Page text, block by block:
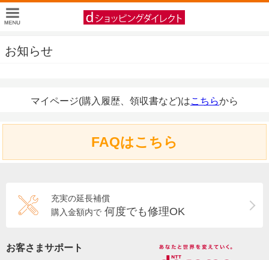
お知らせ
マイページ(購入履歴、領収書など)はこちらから
FAQはこちら
充実の延長補償
購入金額内で 何度でも修理OK
お客さまサポート